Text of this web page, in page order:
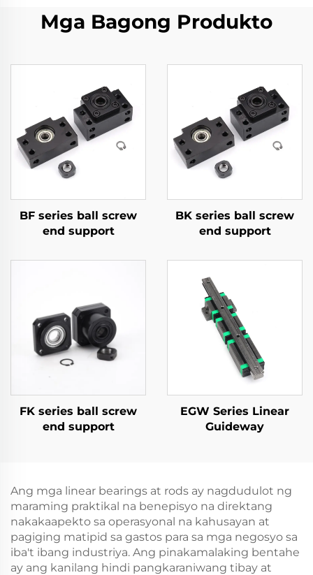
Mga Bagong Produkto
BF series ball screw
end support
BK series ball screw
end support
FK series ball screw
end support
EGW Series Linear
Guideway
Ang mga linear bearings at rods ay nagdudulot ng
maraming praktikal na benepisyo na direktang
nakakaapekto sa operasyonal na kahusayan at
pagiging matipid sa gastos para sa mga negosyo sa
iba't ibang industriya. Ang pinakamalaking bentahe
ay ang kanilang hindi pangkaraniwang tibay at